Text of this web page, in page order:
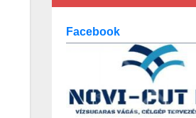
Facebook